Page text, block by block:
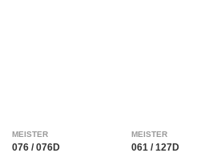
MEISTER
076 / 076D
MEISTER
061 / 127D